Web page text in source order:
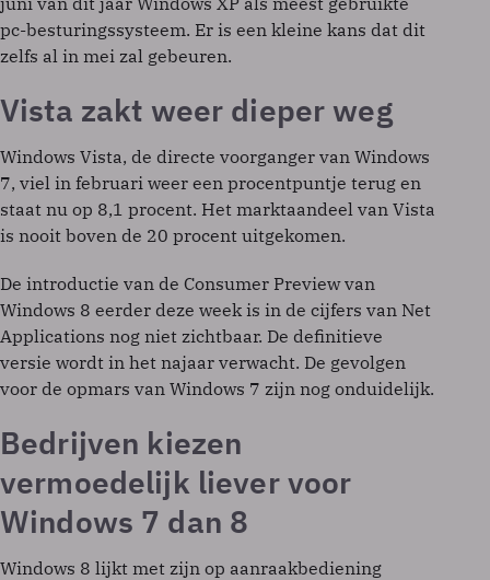
pc-besturingssysteem. Er is een kleine kans dat dit
zelfs al in mei zal gebeuren.
Vista zakt weer dieper weg
Windows Vista, de directe voorganger van Windows
7, viel in februari weer een procentpuntje terug en
staat nu op 8,1 procent. Het marktaandeel van Vista
is nooit boven de 20 procent uitgekomen.
De introductie van de Consumer Preview van
Windows 8 eerder deze week is in de cijfers van Net
Applications nog niet zichtbaar. De definitieve
versie wordt in het najaar verwacht. De gevolgen
voor de opmars van Windows 7 zijn nog onduidelijk.
Bedrijven kiezen
vermoedelijk liever voor
Windows 7 dan 8
Windows 8 lijkt met zijn op aanraakbediening